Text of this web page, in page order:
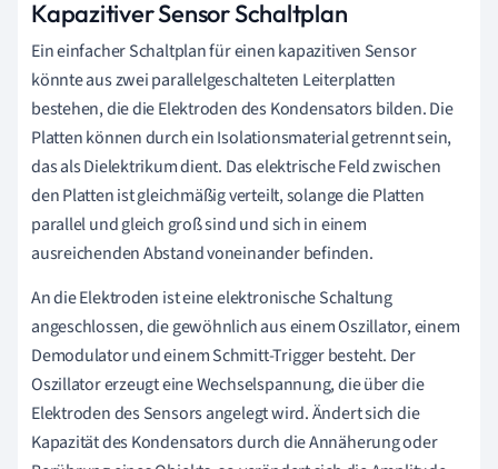
Kapazitiver Sensor Schaltplan
Ein einfacher Schaltplan für einen kapazitiven Sensor
könnte aus zwei parallelgeschalteten Leiterplatten
bestehen, die die Elektroden des Kondensators bilden. Die
Platten können durch ein Isolationsmaterial getrennt sein,
das als Dielektrikum dient. Das elektrische Feld zwischen
den Platten ist gleichmäßig verteilt, solange die Platten
parallel und gleich groß sind und sich in einem
ausreichenden Abstand voneinander befinden.
An die Elektroden ist eine elektronische Schaltung
angeschlossen, die gewöhnlich aus einem Oszillator, einem
Demodulator und einem Schmitt-Trigger besteht. Der
Oszillator erzeugt eine Wechselspannung, die über die
Elektroden des Sensors angelegt wird. Ändert sich die
Kapazität des Kondensators durch die Annäherung oder